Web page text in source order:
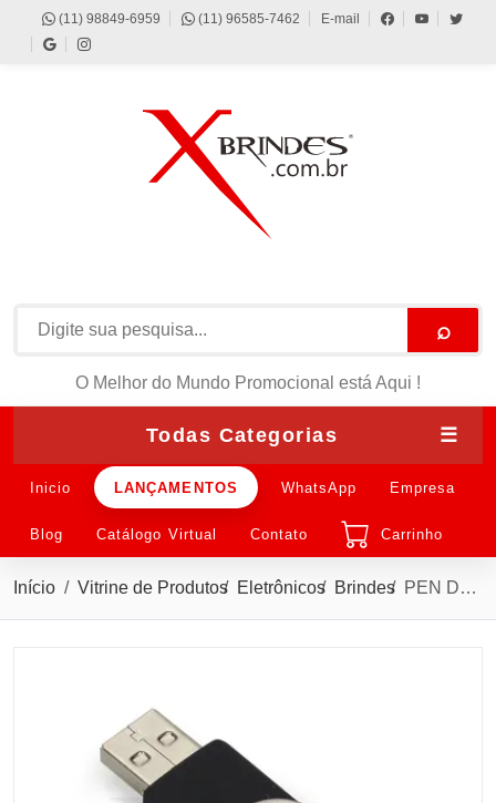
(11) 98849-6959 (11) 96585-7462 E-mail
⌕
O Melhor do Mundo Promocional está Aqui !
Todas Categorias ☰
Inicio LANÇAMENTOS WhatsApp Empresa
Blog Catálogo Virtual Contato Carrinho
Início Vitrine de Produtos Eletrônicos Brindes PEN DRIVE GIRATÓRIO 8GB